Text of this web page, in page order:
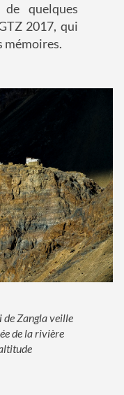
quelques
2017, qui
mémoires.
de Zangla veille
de la rivière